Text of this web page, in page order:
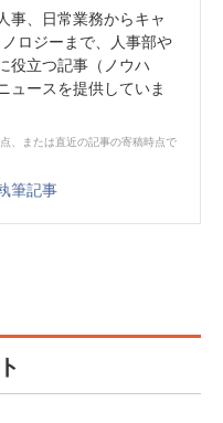
事、日常業務からキャ
ロジーまで、人事部や
役立つ記事（ノウハ
ュースを提供していま
、または直近の記事の寄稿時点で
筆記事